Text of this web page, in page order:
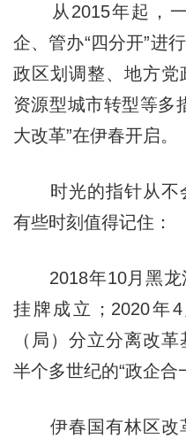
从2015年起，一
企、管办“四分开”进
政区划调整、地方党
资源型城市转型等多
大改革”在伊春开启。
时光的指针从不
有些时刻值得记住：
2018年10月黑龙
挂牌成立；2020年
（局）分立分离改
半个多世纪的“政企合
伊春国有林区改